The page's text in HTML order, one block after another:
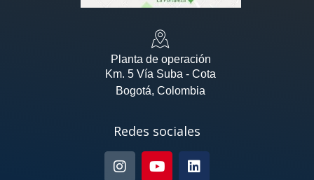
Planta de operación
Km. 5 Vía Suba - Cota
Bogotá, Colombia
Redes sociales